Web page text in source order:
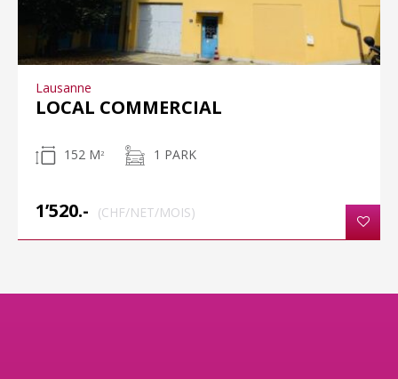
Lausanne
LOCAL COMMERCIAL
152 M 2 1 PARK
1’520.- (CHF/NET/MOIS)